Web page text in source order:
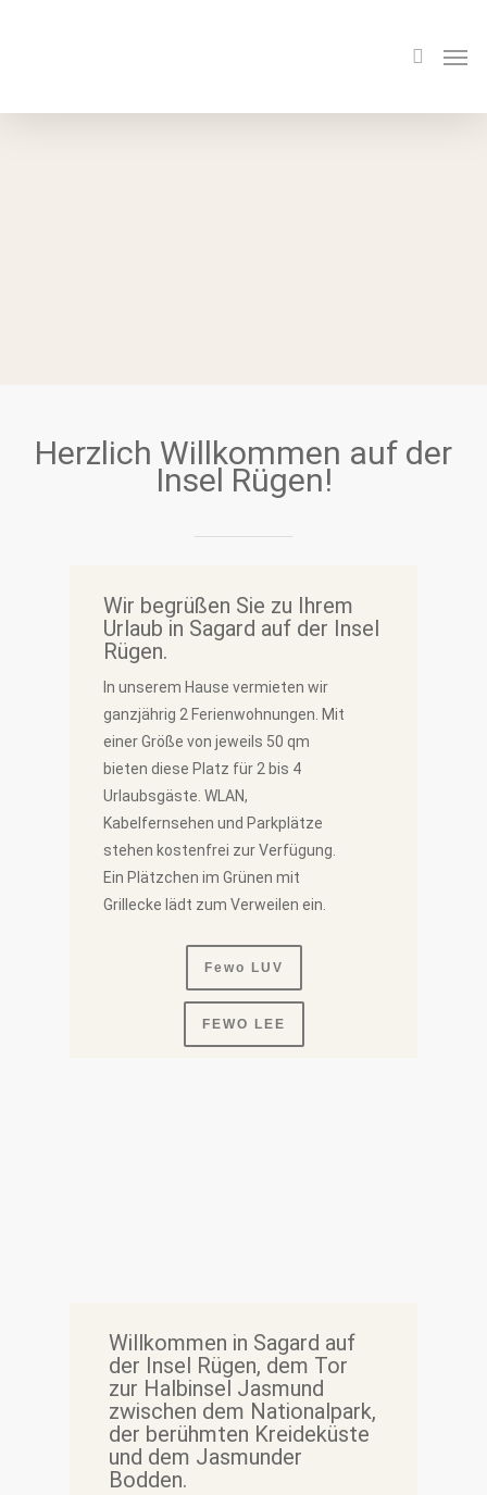
Herzlich Willkommen auf der
Insel Rügen!
Wir begrüßen Sie zu Ihrem
Urlaub in Sagard auf der Insel
Rügen.
In unserem Hause vermieten wir
ganzjährig 2 Ferienwohnungen. Mit
einer Größe von jeweils 50 qm
bieten diese Platz für 2 bis 4
Urlaubsgäste. WLAN,
Kabelfernsehen und Parkplätze
stehen kostenfrei zur Verfügung.
Ein Plätzchen im Grünen mit
Grillecke lädt zum Verweilen ein.
Fewo LUV
FEWO LEE
Willkommen in Sagard auf
der Insel Rügen, dem Tor
zur Halbinsel Jasmund
zwischen dem Nationalpark,
der berühmten Kreideküste
und dem Jasmunder
Bodden.